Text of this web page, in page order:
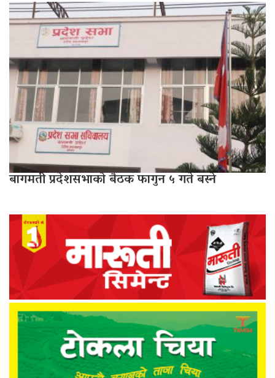
बागमती प्रदेशसभाको बैठक फागुन ५ गते बस्ने